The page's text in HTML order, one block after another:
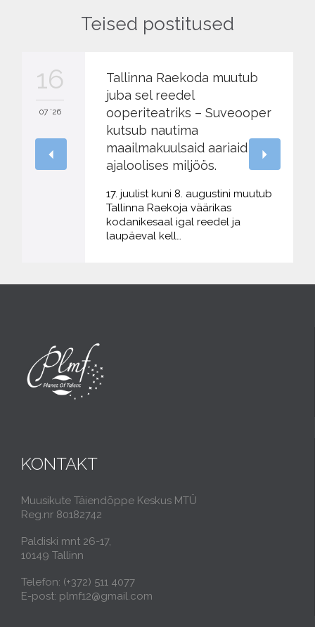
Teised postitused
16
07 '26
Tallinna Raekoda muutub
juba sel reedel
ooperiteatriks – Suveooper
kutsub nautima
maailmakuulsaid aariaid
ajaloolises miljöös.
17. juulist kuni 8. augustini muutub
Tallinna Raekoja väärikas
kodanikesaal igal reedel ja
laupäeval kell…
KONTAKT
Muusikute Täiendõppe Keskus MTÜ
Reg.nr 80182742
Paldiski mnt 26-17,
10149 Tallinn
Telefon: (+372) 511 4077
E-post: plmf12@gmail.com